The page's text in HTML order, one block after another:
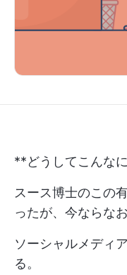
**どうしてこんな
スース博士のこの
ったが、今ならな
ソーシャルメディ
る。